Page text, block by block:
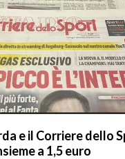
e il Corriere dello
a 1,5 euro